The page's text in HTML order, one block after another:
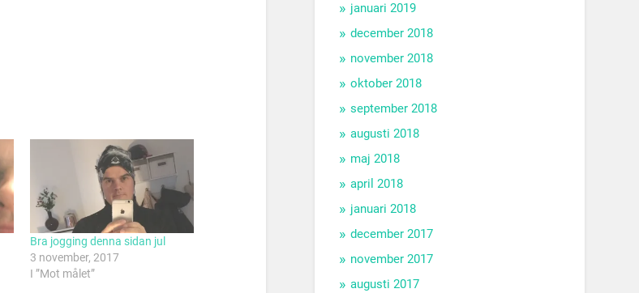
Bra jogging denna sidan jul
3 november, 2017
I ”Mot målet”
januari 2019
december 2018
november 2018
oktober 2018
september 2018
augusti 2018
maj 2018
april 2018
januari 2018
december 2017
november 2017
augusti 2017